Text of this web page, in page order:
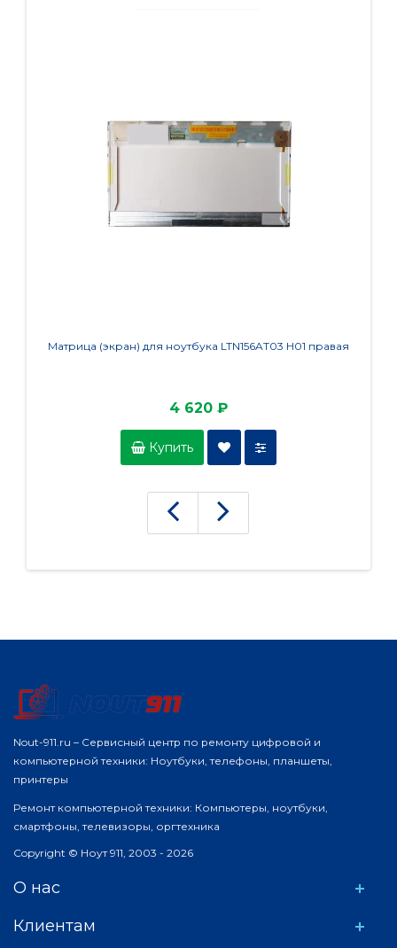
Матрица (экран) для ноутбука LTN156AT03 H01 правая
4 620 ₽
Купить
Nout-911.ru – Сервисный центр по ремонту цифровой и
компьютерной техники: Ноутбуки, телефоны, планшеты,
принтеры
Ремонт компьютерной техники: Компьютеры, ноутбуки,
смартфоны, телевизоры, оргтехника
Copyright © Ноут 911, 2003 - 2026
О нас
Клиентам